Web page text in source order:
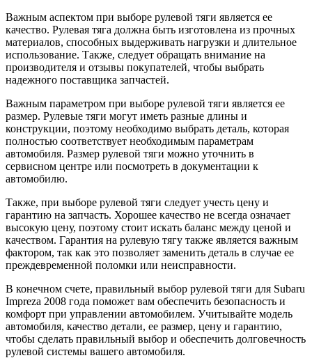
Важным аспектом при выборе рулевой тяги является ее
качество. Рулевая тяга должна быть изготовлена из прочных
материалов, способных выдерживать нагрузки и длительное
использование. Также, следует обращать внимание на
производителя и отзывы покупателей, чтобы выбрать
надежного поставщика запчастей.
Важным параметром при выборе рулевой тяги является ее
размер. Рулевые тяги могут иметь разные длины и
конструкции, поэтому необходимо выбрать деталь, которая
полностью соответствует необходимым параметрам
автомобиля. Размер рулевой тяги можно уточнить в
сервисном центре или посмотреть в документации к
автомобилю.
Также, при выборе рулевой тяги следует учесть цену и
гарантию на запчасть. Хорошее качество не всегда означает
высокую цену, поэтому стоит искать баланс между ценой и
качеством. Гарантия на рулевую тягу также является важным
фактором, так как это позволяет заменить деталь в случае ее
преждевременной поломки или неисправности.
В конечном счете, правильный выбор рулевой тяги для Subaru
Impreza 2008 года поможет вам обеспечить безопасность и
комфорт при управлении автомобилем. Учитывайте модель
автомобиля, качество детали, ее размер, цену и гарантию,
чтобы сделать правильный выбор и обеспечить долговечность
рулевой системы вашего автомобиля.